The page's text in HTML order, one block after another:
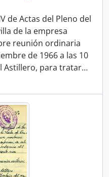
de Actas del Pleno del
de la empresa
reunión ordinaria
de 1966 a las 10
Astillero, para tratar…